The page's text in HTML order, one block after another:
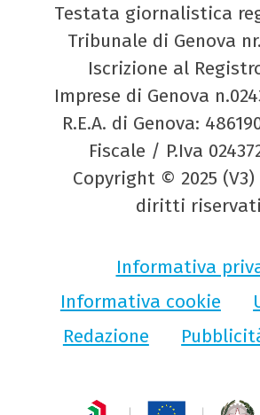
Testata giornalistica
Tribunale di Genova
Iscrizione al
Imprese di Genova
R.E.A. di Genova:
Fiscale / P.Iva
Copyright © 2025
diritti riservati
Informativa
Informativa cookie
Redazione